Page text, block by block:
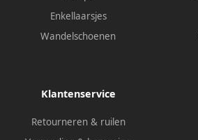
Enkellaarsjes
Wandelschoenen
Klantenservice
Retourneren & ruilen